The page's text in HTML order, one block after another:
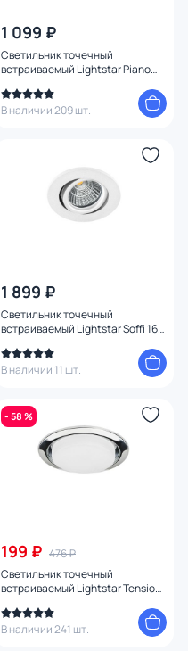
1 099 ₽
Светильник точечный
встраиваемый Lightstar Piano
В наличии 209 шт.
1 899 ₽
Светильник точечный
встраиваемый Lightstar Soffi 16
В наличии 11 шт.
- 58 %
199 ₽ 476 ₽
Светильник точечный
встраиваемый Lightstar Tensio
В наличии 241 шт.